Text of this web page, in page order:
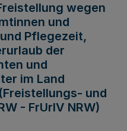
wegen
und
Pflegezeit,
der
und
im Land
und
- FrUrlV NRW)